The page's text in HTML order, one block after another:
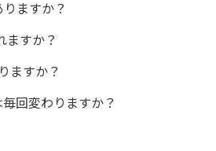
ますか？
ますか？
ますか？
回変わりますか？